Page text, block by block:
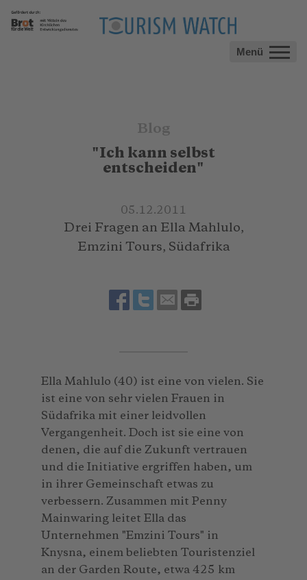
Menü
Blog
"Ich kann selbst
entscheiden"
05.12.2011
Drei Fragen an Ella Mahlulo,
Emzini Tours, Südafrika
Ella Mahlulo (40) ist eine von vielen. Sie
ist eine von sehr vielen Frauen in
Südafrika mit einer leidvollen
Vergangenheit. Doch ist sie eine von
denen, die auf die Zukunft vertrauen
und die Initiative ergriffen haben, um
in ihrer Gemeinschaft etwas zu
verbessern. Zusammen mit Penny
Mainwaring leitet Ella das
Unternehmen "Emzini Tours" in
Knysna, einem beliebten Touristenziel
an der Garden Route, etwa 425 km